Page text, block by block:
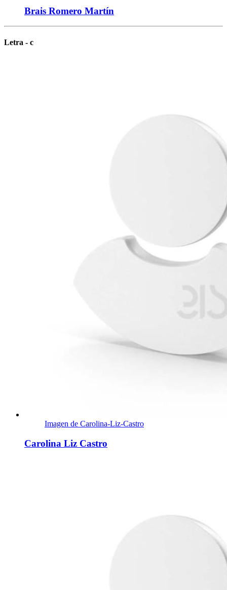
Brais Romero Martín
Letra - c
Imagen de Carolina-Liz-Castro
Carolina Liz Castro